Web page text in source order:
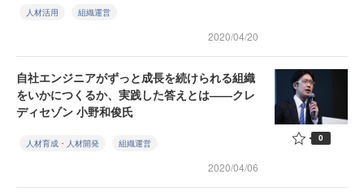
人材活用 組織運営
2020/04/20
自社エンジニアがずっと成長を続けられる組織
をいかにつくるか、実践した答えとは――クレ
ディセゾン 小野和俊氏
人材育成・人材開発 組織運営
2020/04/06
0